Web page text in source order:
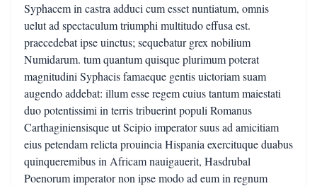
Syphacem in castra adduci cum esset nuntiatum, omnis
uelut ad spectaculum triumphi multitudo effusa est.
praecedebat ipse uinctus; sequebatur grex nobilium
Numidarum. tum quantum quisque plurimum poterat
magnitudini Syphacis famaeque gentis uictoriam suam
augendo addebat: illum esse regem cuius tantum maiestati
duo potentissimi in terris tribuerint populi Romanus
Carthaginiensisque ut Scipio imperator suus ad amicitiam
eius petendam relicta prouincia Hispania exercituque duabus
quinqueremibus in Africam nauigauerit, Hasdrubal
Poenorum imperator non ipse modo ad eum in regnum